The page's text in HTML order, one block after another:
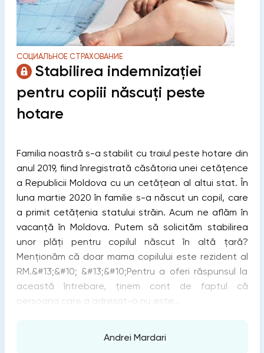
СОЦИАЛЬНОЕ СТРАХОВАНИЕ
Stabilirea indemnizaţiei
pentru copiii născuți peste
hotare
Familia noastră s-a stabilit cu traiul peste hotare din
anul 2019, fiind înregistrată căsătoria unei cetățence
a Republicii Moldova cu un cetățean al altui stat. În
luna martie 2020 în familie s-a născut un copil, care
a primit cetăţenia statului străin. Acum ne aflăm în
vacanţă în Moldova. Putem să solicităm stabilirea
unor plăţi pentru copilul născut în altă ţară?
Menţionăm că doar mama copilului este rezident al
RM.&#13;&#10; &#13;&#10;Pentru a oferi răspunsul la
această întrebare, ținem cont de faptul că
persoana care a adresat-o nu este...
Andrei Mardari